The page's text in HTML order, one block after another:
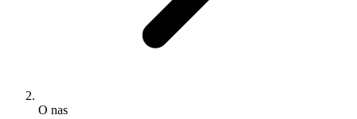
O nas